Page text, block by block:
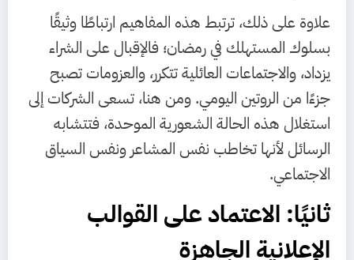
علاوة على ذلك، ترتبط هذه المفاهيم ارتباطًا وثيقًا
بسلوك المستهلك في رمضان؛ فالإقبال على الشراء
يزداد، والاجتماعات العائلية تتكرر، والعزومات تصبح
جزءًا من الروتين اليومي. ومن هنا، تسعى الشركات إلى
استغلال هذه الحالة الشعورية الموحدة، فتتشابه
الرسائل لأنها تخاطب نفس المشاعر ونفس السياق
الاجتماعي.
ثانيًا: الاعتماد على القوالب
الإعلانية الجاهزة